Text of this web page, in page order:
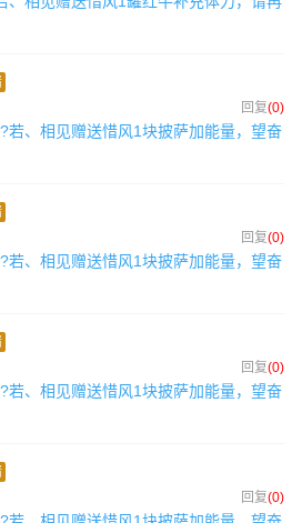
回复(0)
若、相见赠送惜风1块披萨加能量，望奋
回复(0)
若、相见赠送惜风1块披萨加能量，望奋
回复(0)
若、相见赠送惜风1块披萨加能量，望奋
回复(0)